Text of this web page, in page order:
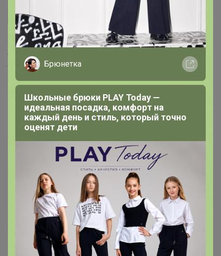
Добрый вечер, а то что в наличии по цр раньше 20
не поедет?
Здравствуйте, уже поехало. Следующий развоз на
следующей неделе - НГ отправки сейчас, надо срочно
отправлять заказы.
lemon_pie
Гений СП
20 декабря, 2021 12:33
Бонифаций , здравствуйте. А когда мой заказ в ЦР
Брюнетка
Школьные брюки PLAY Today —
идеальная посадка, комфорт на
каждый день и стиль, который точно
оценят дети